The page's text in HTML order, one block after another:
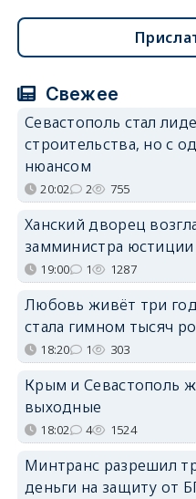
Свежее
Севастополь стал
строительства, но с
нюансом
20:02 2 755
Ханский дворец
замминистра
19:00 1 1287
Любовь живёт три
стала гимном тысяч
18:20 1 303
Крым и Севастополь
выходные
18:02 4 1524
Минтранс разрешил
деньги на защиту от